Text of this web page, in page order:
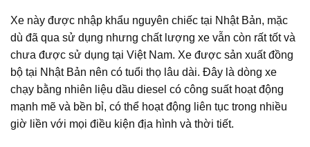
Xe này được nhập khẩu nguyên chiếc tại Nhật Bản, mặc
dù đã qua sử dụng nhưng chất lượng xe vẫn còn rất tốt và
chưa được sử dụng tại Việt Nam. Xe được sản xuất đồng
bộ tại Nhật Bản nên có tuổi thọ lâu dài. Đây là dòng xe
chạy bằng nhiên liệu dầu diesel có công suất hoạt động
mạnh mẽ và bền bỉ, có thể hoạt động liên tục trong nhiều
giờ liền với mọi điều kiện địa hình và thời tiết.